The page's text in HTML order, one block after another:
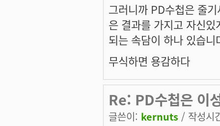
그러니까 PD수첩은 줄
은 결과를 가지고 자신
되는 속담이 하나 있습니
무식하면 용감하다
Re: PD수첩은 이
글쓴이: kernuts / 작성시